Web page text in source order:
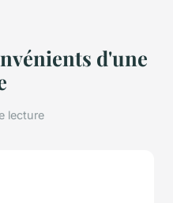
d'une
lecture